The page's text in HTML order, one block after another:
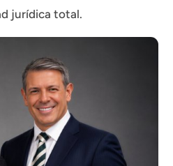
jurídica total.